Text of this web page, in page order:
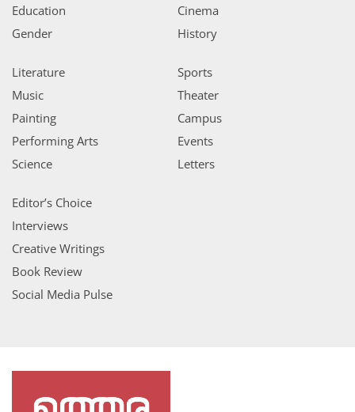
Education
Gender
Cinema
History
Literature
Music
Painting
Performing Arts
Science
Sports
Theater
Campus
Events
Letters
Editor’s Choice
Interviews
Creative Writings
Book Review
Social Media Pulse